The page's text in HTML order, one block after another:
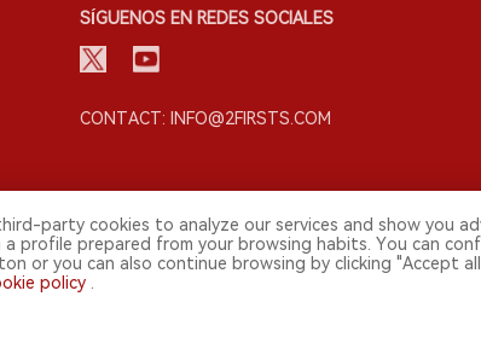
SÍGUENOS EN REDES SOCIALES
CONTACT: INFO@2FIRSTS.COM
Co.,Ltd. Todos los derechos reservados.
party cookies to analyze our services and show you
profile prepared from your browsing habits. You can
or you can also continue browsing by clicking "Accept
policy